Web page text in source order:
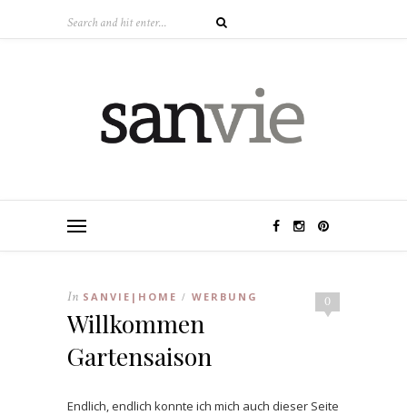
0
In SANVIE|HOME / WERBUNG
Willkommen
Gartensaison
Endlich, endlich konnte ich mich auch dieser Seite